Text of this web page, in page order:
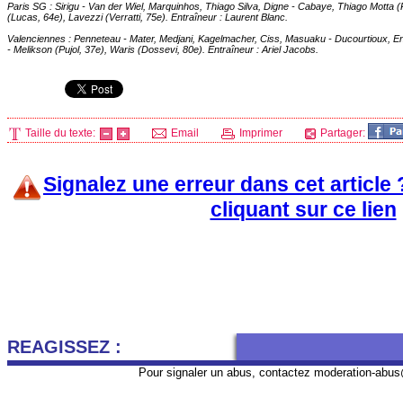
Paris SG : Sirigu - Van der Wiel, Marquinhos, Thiago Silva, Digne - Cabaye, Thiago Motta
(Lucas, 64e), Lavezzi (Verratti, 75e). Entraîneur : Laurent Blanc.
Valenciennes : Penneteau - Mater, Medjani, Kagelmacher, Ciss, Masuaku - Ducourtioux,
- Melikson (Pujol, 37e), Waris (Dossevi, 80e). Entraîneur : Ariel Jacobs.
Taille du texte: Email Imprimer Partager:
Signalez une erreur dans cet article
cliquant sur ce lien
REAGISSEZ :
Pour signaler un abus, contactez moderation-